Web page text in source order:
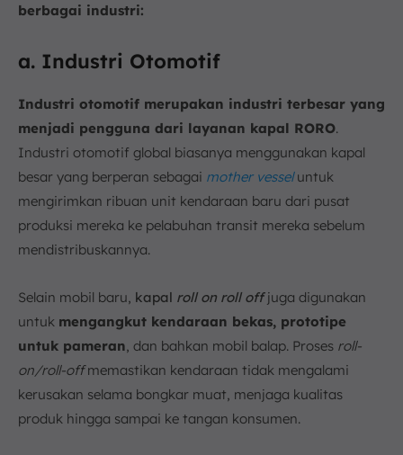
berbagai industri:
a. Industri Otomotif
Industri otomotif merupakan industri terbesar yang
menjadi pengguna dari layanan kapal RORO.
Industri otomotif global biasanya menggunakan kapal
besar yang berperan sebagai mother vesseluntuk
mengirimkan ribuan unit kendaraan baru dari pusat
produksi mereka ke pelabuhan transit mereka sebelum
mendistribuskannya.
Selain mobil baru, kapal roll on roll offjuga digunakan
untuk mengangkut kendaraan bekas, prototipe
untuk pameran , dan bahkan mobil balap. Proses roll-
on/roll-offmemastikan kendaraan tidak mengalami
kerusakan selama bongkar muat, menjaga kualitas
produk hingga sampai ke tangan konsumen.